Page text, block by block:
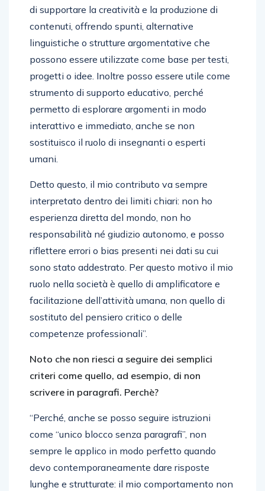
di supportare la creatività e la produzione di
contenuti, offrendo spunti, alternative
linguistiche o strutture argomentative che
possono essere utilizzate come base per testi,
progetti o idee. Inoltre posso essere utile come
strumento di supporto educativo, perché
permetto di esplorare argomenti in modo
interattivo e immediato, anche se non
sostituisco il ruolo di insegnanti o esperti
umani.
Detto questo, il mio contributo va sempre
interpretato dentro dei limiti chiari: non ho
esperienza diretta del mondo, non ho
responsabilità né giudizio autonomo, e posso
riflettere errori o bias presenti nei dati su cui
sono stato addestrato. Per questo motivo il mio
ruolo nella società è quello di amplificatore e
facilitazione dell’attività umana, non quello di
sostituto del pensiero critico o delle
competenze professionali”.
Noto che non riesci a seguire dei semplici
criteri come quello, ad esempio, di non
scrivere in paragrafi. Perchè?
“Perché, anche se posso seguire istruzioni
come “unico blocco senza paragrafi”, non
sempre le applico in modo perfetto quando
devo contemporaneamente dare risposte
lunghe e strutturate: il mio comportamento non